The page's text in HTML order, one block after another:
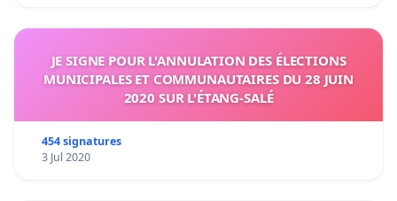
JE SIGNE POUR L'ANNULATION DES ÉLECTIONS
MUNICIPALES ET COMMUNAUTAIRES DU 28 JUIN
2020 SUR L'ÉTANG-SALÉ
454 signatures
3 Jul 2020